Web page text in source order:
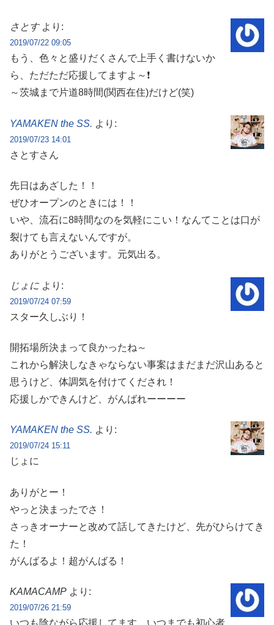
さとす より:
2019/07/22 09:05
もう、色々と盛りだくさんで上手く書けないか
ら、ただただ応援してますよ～❗
～茨城まで片道8時間(関西在住)だけど(笑)
YAMAKEN the SS. より:
2019/07/23 14:01
さとすさん
先日はあざした！！
ぜひオープンのときには！！
いや、流石に8時間なのを気軽にこい！なんてことは口が
裂けても言えないんですが。
ありがとうございます。元気出る。
じょに より:
2019/07/24 07:59
スター久しぶり！
開拓場所決まって良かったね～
これから解決しなきゃならない事案はまだまだ沢山あると
思うけど、体調気を付けてくだされ！
応援しかできんけど、がんばれーーーー
YAMAKEN the SS. より:
2019/07/24 15:11
じょに
ありがとー！
やっと決まったでさ！
さっきオーナーと改めて話してきたけど、先がひらけてき
た！
がんばるよ！超がんばる！
KAMACAMP より:
2019/07/26 21:59
いつも陰ながら応援してます。いつまでも初心者